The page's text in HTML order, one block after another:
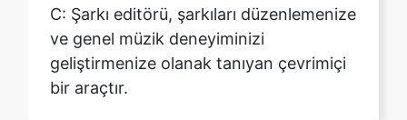
bir araçtır.
S: Song Editor Online ile ne tür